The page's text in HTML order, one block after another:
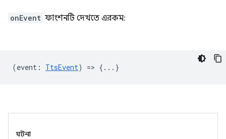
onEvent ফাংশনটি দেখতে এরকম:
(event : TtsEvent) => {...}
ঘটনা